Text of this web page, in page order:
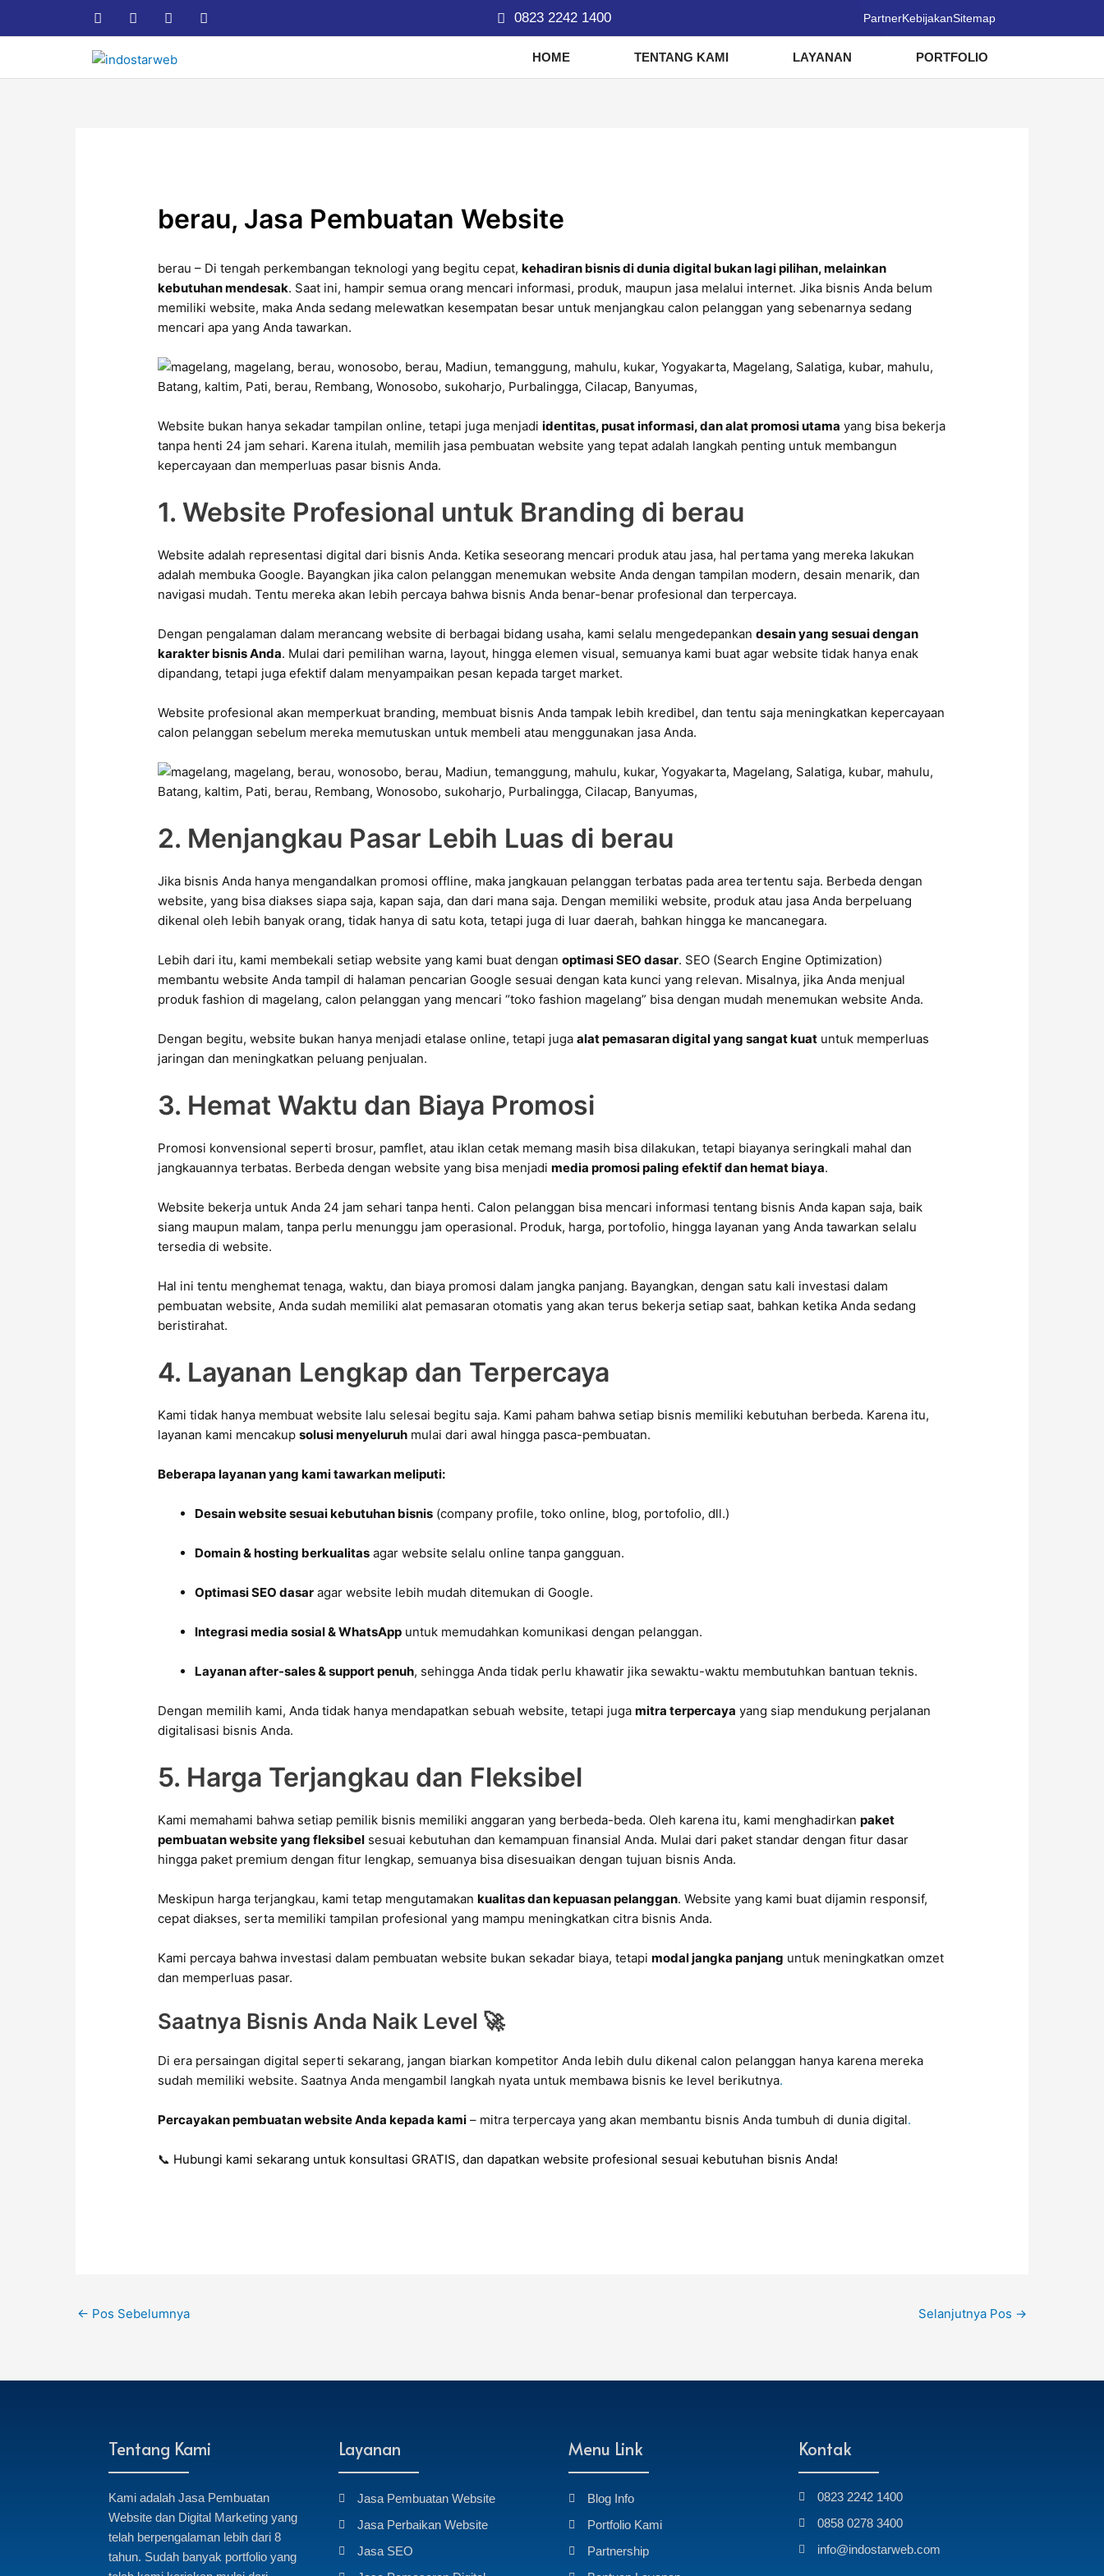
F
a
c
e
b
o
T
w
i
t
e
L
i
n
k
e
d
I
n
s
g
0823 2242 1400 PartnerKebijakanSitemap
HOME TENTANG KAMI LAYANAN PORTFOLIO
berau, Jasa Pembuatan Website
berau – Di tengah perkembangan teknologi yang begitu cepat,kehadiran bisnis di dunia digital bukan lagi pilihan, melainkan
kebutuhan mendesak. Saat ini, hampir semua orang mencari informasi, produk, maupun jasa melalui internet. Jika bisnis Anda belum
memiliki website, maka Anda sedang melewatkan kesempatan besar untuk menjangkau calon pelanggan yang sebenarnya sedang
mencari apa yang Anda tawarkan.
Website bukan hanya sekadar tampilan online, tetapi juga menjadiidentitas, pusat informasi, dan alat promosi utama yang bisa bekerja
tanpa henti 24 jam sehari. Karena itulah, memilih jasa pembuatan website yang tepat adalah langkah penting untuk membangun
kepercayaan dan memperluas pasar bisnis Anda.
1. Website Profesional untuk Branding di berau
Website adalah representasi digital dari bisnis Anda. Ketika seseorang mencari produk atau jasa, hal pertama yang mereka lakukan
adalah membuka Google. Bayangkan jika calon pelanggan menemukan website Anda dengan tampilan modern, desain menarik, dan
navigasi mudah. Tentu mereka akan lebih percaya bahwa bisnis Anda benar-benar profesional dan terpercaya.
Dengan pengalaman dalam merancang website di berbagai bidang usaha, kami selalu mengedepankandesain yang sesuai dengan
karakter bisnis Anda. Mulai dari pemilihan warna, layout, hingga elemen visual, semuanya kami buat agar website tidak hanya enak
dipandang, tetapi juga efektif dalam menyampaikan pesan kepada target market.
Website profesional akan memperkuat branding, membuat bisnis Anda tampak lebih kredibel, dan tentu saja meningkatkan kepercayaan
calon pelanggan sebelum mereka memutuskan untuk membeli atau menggunakan jasa Anda.
2. Menjangkau Pasar Lebih Luas di berau
Jika bisnis Anda hanya mengandalkan promosi offline, maka jangkauan pelanggan terbatas pada area tertentu saja. Berbeda dengan
website, yang bisa diakses siapa saja, kapan saja, dan dari mana saja. Dengan memiliki website, produk atau jasa Anda berpeluang
dikenal oleh lebih banyak orang, tidak hanya di satu kota, tetapi juga di luar daerah, bahkan hingga ke mancanegara.
Lebih dari itu, kami membekali setiap website yang kami buat denganoptimasi SEO dasar. SEO (Search Engine Optimization)
membantu website Anda tampil di halaman pencarian Google sesuai dengan kata kunci yang relevan. Misalnya, jika Anda menjual
produk fashion di magelang, calon pelanggan yang mencari “toko fashion magelang” bisa dengan mudah menemukan website Anda.
Dengan begitu, website bukan hanya menjadi etalase online, tetapi jugaalat pemasaran digital yang sangat kuat untuk memperluas
jaringan dan meningkatkan peluang penjualan.
3. Hemat Waktu dan Biaya Promosi
Promosi konvensional seperti brosur, pamflet, atau iklan cetak memang masih bisa dilakukan, tetapi biayanya seringkali mahal dan
jangkauannya terbatas. Berbeda dengan website yang bisa menjadimedia promosi paling efektif dan hemat biaya.
Website bekerja untuk Anda 24 jam sehari tanpa henti. Calon pelanggan bisa mencari informasi tentang bisnis Anda kapan saja, baik
siang maupun malam, tanpa perlu menunggu jam operasional. Produk, harga, portofolio, hingga layanan yang Anda tawarkan selalu
tersedia di website.
Hal ini tentu menghemat tenaga, waktu, dan biaya promosi dalam jangka panjang. Bayangkan, dengan satu kali investasi dalam
pembuatan website, Anda sudah memiliki alat pemasaran otomatis yang akan terus bekerja setiap saat, bahkan ketika Anda sedang
beristirahat.
4. Layanan Lengkap dan Terpercaya
Kami tidak hanya membuat website lalu selesai begitu saja. Kami paham bahwa setiap bisnis memiliki kebutuhan berbeda. Karena itu,
layanan kami mencakupsolusi menyeluruh mulai dari awal hingga pasca-pembuatan.
Beberapa layanan yang kami tawarkan meliputi:
Desain website sesuai kebutuhan bisnis (company profile, toko online, blog, portofolio, dll.)
Domain & hosting berkualitas agar website selalu online tanpa gangguan.
Optimasi SEO dasar agar website lebih mudah ditemukan di Google.
Integrasi media sosial & WhatsApp untuk memudahkan komunikasi dengan pelanggan.
Layanan after-sales & support penuh, sehingga Anda tidak perlu khawatir jika sewaktu-waktu membutuhkan bantuan teknis.
Dengan memilih kami, Anda tidak hanya mendapatkan sebuah website, tetapi jugamitra terpercaya yang siap mendukung perjalanan
digitalisasi bisnis Anda.
5. Harga Terjangkau dan Fleksibel
Kami memahami bahwa setiap pemilik bisnis memiliki anggaran yang berbeda-beda. Oleh karena itu, kami menghadirkanpaket
pembuatan website yang fleksibel sesuai kebutuhan dan kemampuan finansial Anda. Mulai dari paket standar dengan fitur dasar
hingga paket premium dengan fitur lengkap, semuanya bisa disesuaikan dengan tujuan bisnis Anda.
Meskipun harga terjangkau, kami tetap mengutamakankualitas dan kepuasan pelanggan. Website yang kami buat dijamin responsif,
cepat diakses, serta memiliki tampilan profesional yang mampu meningkatkan citra bisnis Anda.
Kami percaya bahwa investasi dalam pembuatan website bukan sekadar biaya, tetapimodal jangka panjang untuk meningkatkan omzet
dan memperluas pasar.
Saatnya Bisnis Anda Naik Level 🚀
Di era persaingan digital seperti sekarang, jangan biarkan kompetitor Anda lebih dulu dikenal calon pelanggan hanya karena mereka
sudah memiliki website. Saatnya Anda mengambil langkah nyata untuk membawa bisnis ke level berikutnya.
Percayakan pembuatan website Anda kepada kami – mitra terpercaya yang akan membantu bisnis Anda tumbuh di dunia digital.
📞 Hubungi kami sekarang untuk konsultasi GRATIS, dan dapatkan website profesional sesuai kebutuhan bisnis Anda!
navigation
← Pos Sebelumnya Selanjutnya Pos →
Tentang Kami
Kami adalah Jasa Pembuatan
Website dan Digital Marketing yang
telah berpengalaman lebih dari 8
tahun. Sudah banyak portfolio yang
Layanan
Jasa Pembuatan Website
Jasa Perbaikan Website
Jasa SEO
Menu Link
Blog Info
Portfolio Kami
Partnership
Kontak
0823 2242 1400
0858 0278 3400
info@indostarweb.com